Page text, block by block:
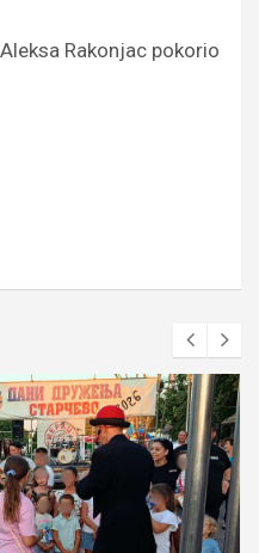
Aleksa Rakonjac pokorio